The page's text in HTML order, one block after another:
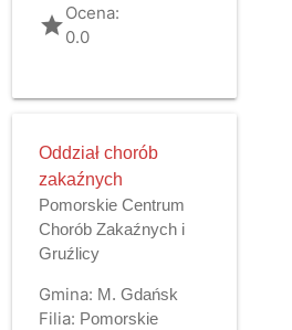
gradeOcena:
0.0
Oddział chorób
zakaźnych
Pomorskie Centrum
Chorób Zakaźnych i
Gruźlicy
Gmina: M. Gdańsk
Filia: Pomorskie